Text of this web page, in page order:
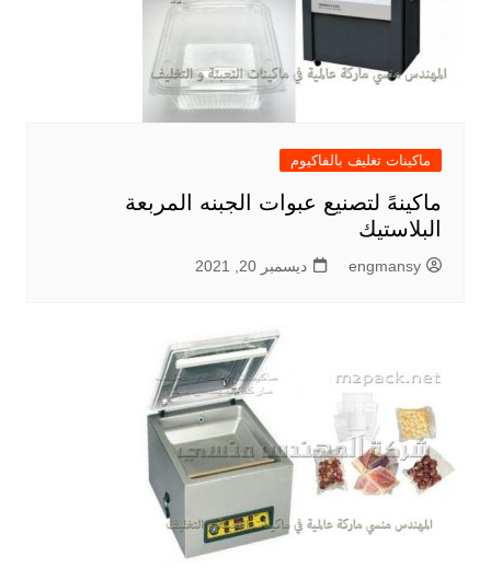
ماكينات تغليف بالفاكيوم
ماكينهً لتصنيع عبوات الجبنه المربعة
البلاستيك
engmansy ديسمبر 20, 2021